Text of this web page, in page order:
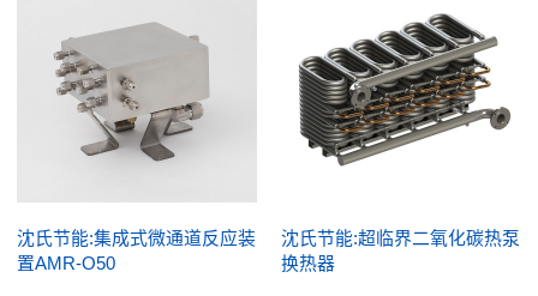
沈氏节能:集成式微通道反应装
置AMR-O50
沈氏节能:超临界二氧化碳热泵
换热器